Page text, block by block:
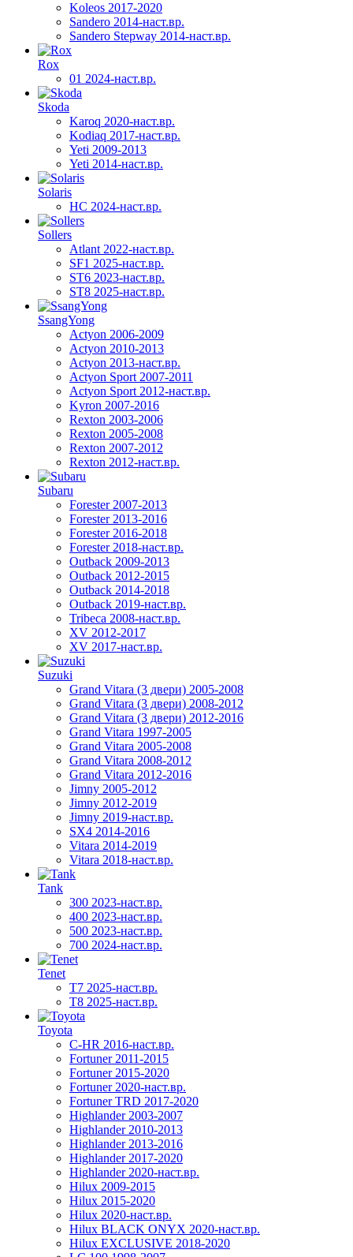
Koleos 2017-2020
Sandero 2014-наст.вр.
Sandero Stepway 2014-наст.вр.
Rox
01 2024-наст.вр.
Skoda
Karoq 2020-наст.вр.
Kodiaq 2017-наст.вр.
Yeti 2009-2013
Yeti 2014-наст.вр.
Solaris
HC 2024-наст.вр.
Sollers
Atlant 2022-наст.вр.
SF1 2025-наст.вр.
ST6 2023-наст.вр.
ST8 2025-наст.вр.
SsangYong
Actyon 2006-2009
Actyon 2010-2013
Actyon 2013-наст.вр.
Actyon Sport 2007-2011
Actyon Sport 2012-наст.вр.
Kyron 2007-2016
Rexton 2003-2006
Rexton 2005-2008
Rexton 2007-2012
Rexton 2012-наст.вр.
Subaru
Forester 2007-2013
Forester 2013-2016
Forester 2016-2018
Forester 2018-наст.вр.
Outback 2009-2013
Outback 2012-2015
Outback 2014-2018
Outback 2019-наст.вр.
Tribeca 2008-наст.вр.
XV 2012-2017
XV 2017-наст.вр.
Suzuki
Grand Vitara (3 двери) 2005-2008
Grand Vitara (3 двери) 2008-2012
Grand Vitara (3 двери) 2012-2016
Grand Vitara 1997-2005
Grand Vitara 2005-2008
Grand Vitara 2008-2012
Grand Vitara 2012-2016
Jimny 2005-2012
Jimny 2012-2019
Jimny 2019-наст.вр.
SX4 2014-2016
Vitara 2014-2019
Vitara 2018-наст.вр.
Tank
300 2023-наст.вр.
400 2023-наст.вр.
500 2023-наст.вр.
700 2024-наст.вр.
Tenet
T7 2025-наст.вр.
T8 2025-наст.вр.
Toyota
C-HR 2016-наст.вр.
Fortuner 2011-2015
Fortuner 2015-2020
Fortuner 2020-наст.вр.
Fortuner TRD 2017-2020
Highlander 2003-2007
Highlander 2010-2013
Highlander 2013-2016
Highlander 2017-2020
Highlander 2020-наст.вр.
Hilux 2009-2015
Hilux 2015-2020
Hilux 2020-наст.вр.
Hilux BLACK ONYX 2020-наст.вр.
Hilux EXCLUSIVE 2018-2020